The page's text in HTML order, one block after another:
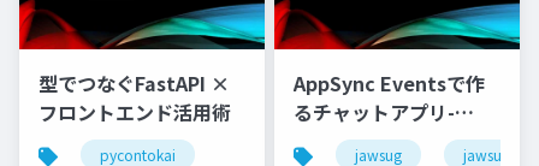
型でつなぐFastAPI ×
フロントエンド活用術
pycontokai
AppSync Eventsで作
るチャットアプリ-
Amplifyを使わずに-
jawsug